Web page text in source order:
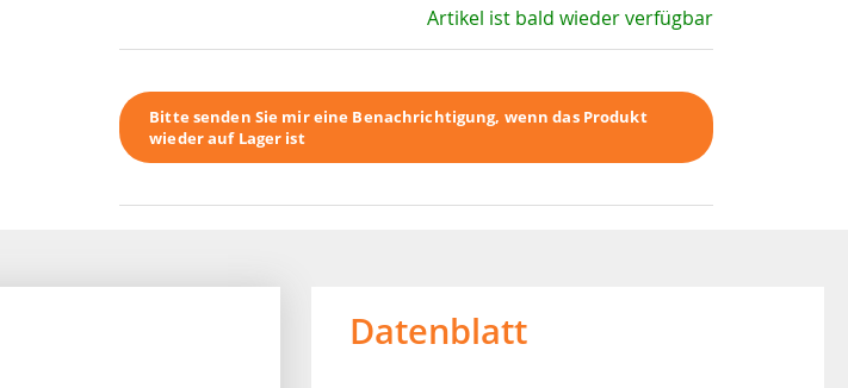
Artikel ist bald wieder verfügbar
Bitte senden Sie mir eine Benachrichtigung, wenn das Produkt
wieder auf Lager ist
Datenblatt